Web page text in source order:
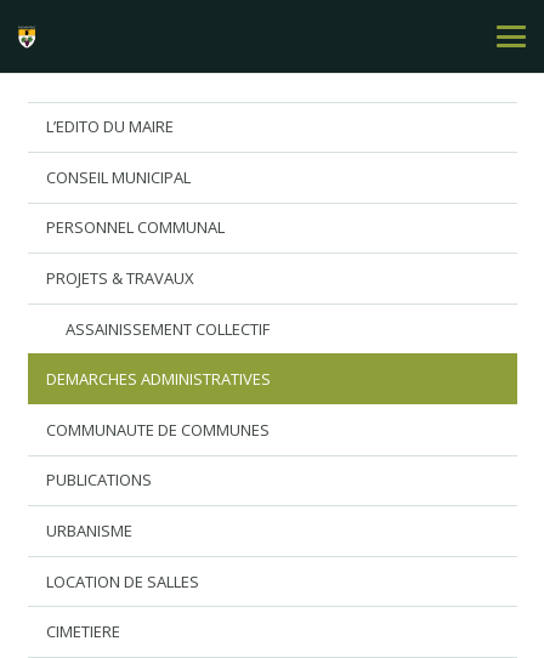
L’EDITO DU MAIRE
CONSEIL MUNICIPAL
PERSONNEL COMMUNAL
PROJETS & TRAVAUX
ASSAINISSEMENT COLLECTIF
DEMARCHES ADMINISTRATIVES
COMMUNAUTE DE COMMUNES
PUBLICATIONS
URBANISME
LOCATION DE SALLES
CIMETIERE